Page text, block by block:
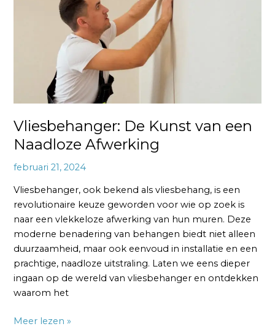
Vliesbehanger: De Kunst van een
Naadloze Afwerking
februari 21, 2024
Vliesbehanger, ook bekend als vliesbehang, is een
revolutionaire keuze geworden voor wie op zoek is
naar een vlekkeloze afwerking van hun muren. Deze
moderne benadering van behangen biedt niet alleen
duurzaamheid, maar ook eenvoud in installatie en een
prachtige, naadloze uitstraling. Laten we eens dieper
ingaan op de wereld van vliesbehanger en ontdekken
waarom het
Afwerking
Meer lezen »